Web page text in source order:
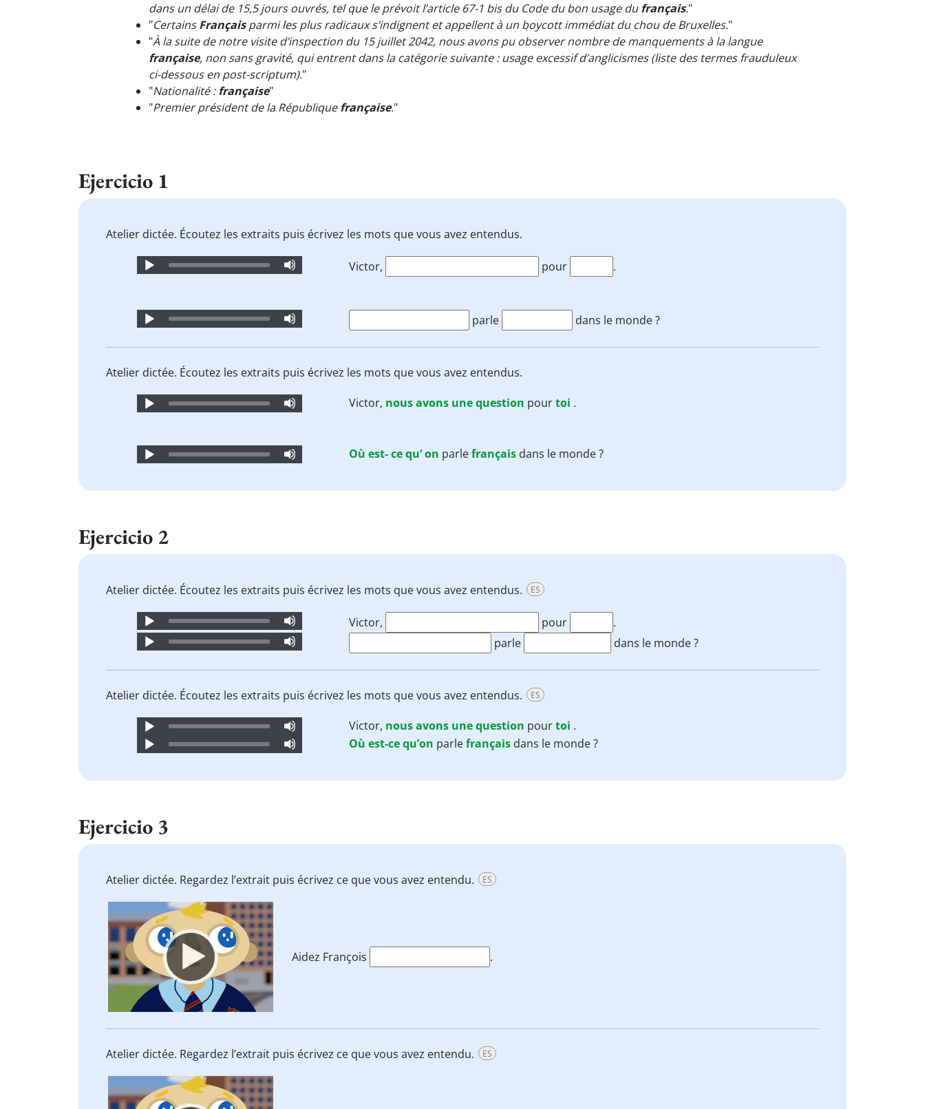
dans un délai de 15,5 jours ouvrés, tel que le prévoit l’article 67-1 bis du Code du bon usage dufrançais."
"CertainsFrançaisparmi les plus radicaux s’indignent et appellent à un boycott immédiat du chou de Bruxelles."
"À la suite de notre visite d’inspection du 15 juillet 2042, nous avons pu observer nombre de manquements à la langue
française, non sans gravité, qui entrent dans la catégorie suivante : usage excessif d’anglicismes (liste des termes frauduleux
ci-dessous en post-scriptum)."
"Nationalité :française"
"Premier président de la Républiquefrançaise."
Ejercicio 1
Atelier dictée. Écoutez les extraits puis écrivez les mots que vous avez entendus.
Victor, pour .
parle dans le monde ?
Atelier dictée. Écoutez les extraits puis écrivez les mots que vous avez entendus.
Victor, nousavons unequestion pourtoi .
Où est-cequ’on parlefrançais dans le monde ?
Ejercicio 2
Atelier dictée. Écoutez les extraits puis écrivez les mots que vous avez entendus. ES
Player
Victor, pour
.
parle dans le monde ?
Atelier dictée. Écoutez les extraits puis écrivez les mots que vous avez entendus. ES
Victor, nousavons unequestion pourtoi .
Où est-ce qu’on parlefrançais dans le monde ?
Ejercicio 3
Atelier dictée. Regardez l’extrait puis écrivez ce que vous avez entendu. ES
Player
Aidez François .
Atelier dictée. Regardez l’extrait puis écrivez ce que vous avez entendu. ES
Player